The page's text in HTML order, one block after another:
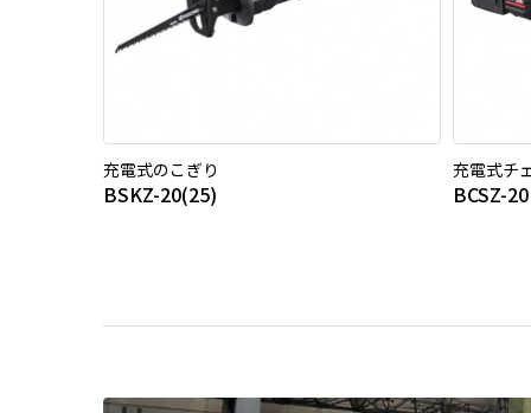
充電式のこぎり
BSKZ-20(25)
充電式チ
BCSZ-